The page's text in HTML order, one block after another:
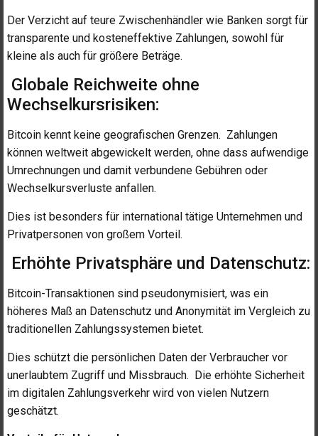
Der Verzicht auf teure Zwischenhändler wie Banken sorgt für
transparente und kosteneffektive Zahlungen, sowohl für
kleine als auch für größere Beträge.
Globale Reichweite ohne
Wechselkursrisiken:
Bitcoin kennt keine geografischen Grenzen. Zahlungen
können weltweit abgewickelt werden, ohne dass aufwendige
Umrechnungen und damit verbundene Gebühren oder
Wechselkursverluste anfallen.
Dies ist besonders für international tätige Unternehmen und
Privatpersonen von großem Vorteil.
Erhöhte Privatsphäre und Datenschutz:
Bitcoin-Transaktionen sind pseudonymisiert, was ein
höheres Maß an Datenschutz und Anonymität im Vergleich zu
traditionellen Zahlungssystemen bietet.
Dies schützt die persönlichen Daten der Verbraucher vor
unerlaubtem Zugriff und Missbrauch. Die erhöhte Sicherheit
im digitalen Zahlungsverkehr wird von vielen Nutzern
geschätzt.